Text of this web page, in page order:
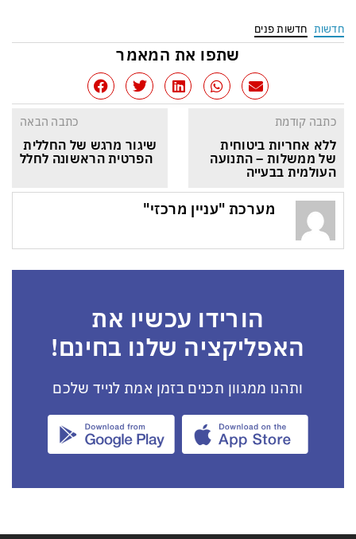
חדשות חדשות פנים
שתפו את המאמר
כתבה קודמת
ללא אחריות ביטוחית
של ממשלות – התנועה
העולמית בבעייה
כתבה הבאה
שיגור מרגש של החללית
הפרטית הראשונה לחלל
מערכת "עניין מרכזי"
הורידו עכשיו את
האפליקציה שלנו בחינם!
ותהנו ממגוון תכנים בזמן אמת לנייד שלכם